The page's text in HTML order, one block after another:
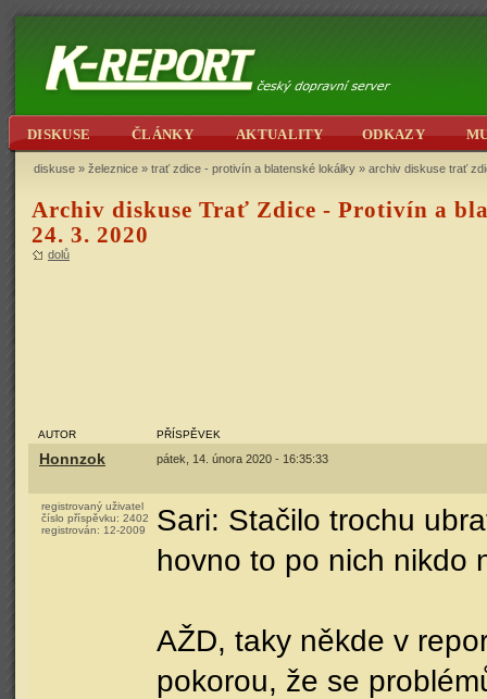
DISKUSE ČLÁNKY AKTUALITY ODKAZY
diskuse » železnice » trať zdice - protivín a blatenské lokálky » archiv diskuse trať
Archiv diskuse Trať Zdice - Protivín a
24. 3. 2020
dolů
AUTOR PŘÍSPĚVEK
Honnzok pátek, 14. února 2020 - 16:35:33
registrovaný uživatel
číslo příspěvku: 2402
registrován: 12-2009
Sari: Stačilo trochu
hovno to po nich nikdo
AŽD, taky někde v
pokorou, že se